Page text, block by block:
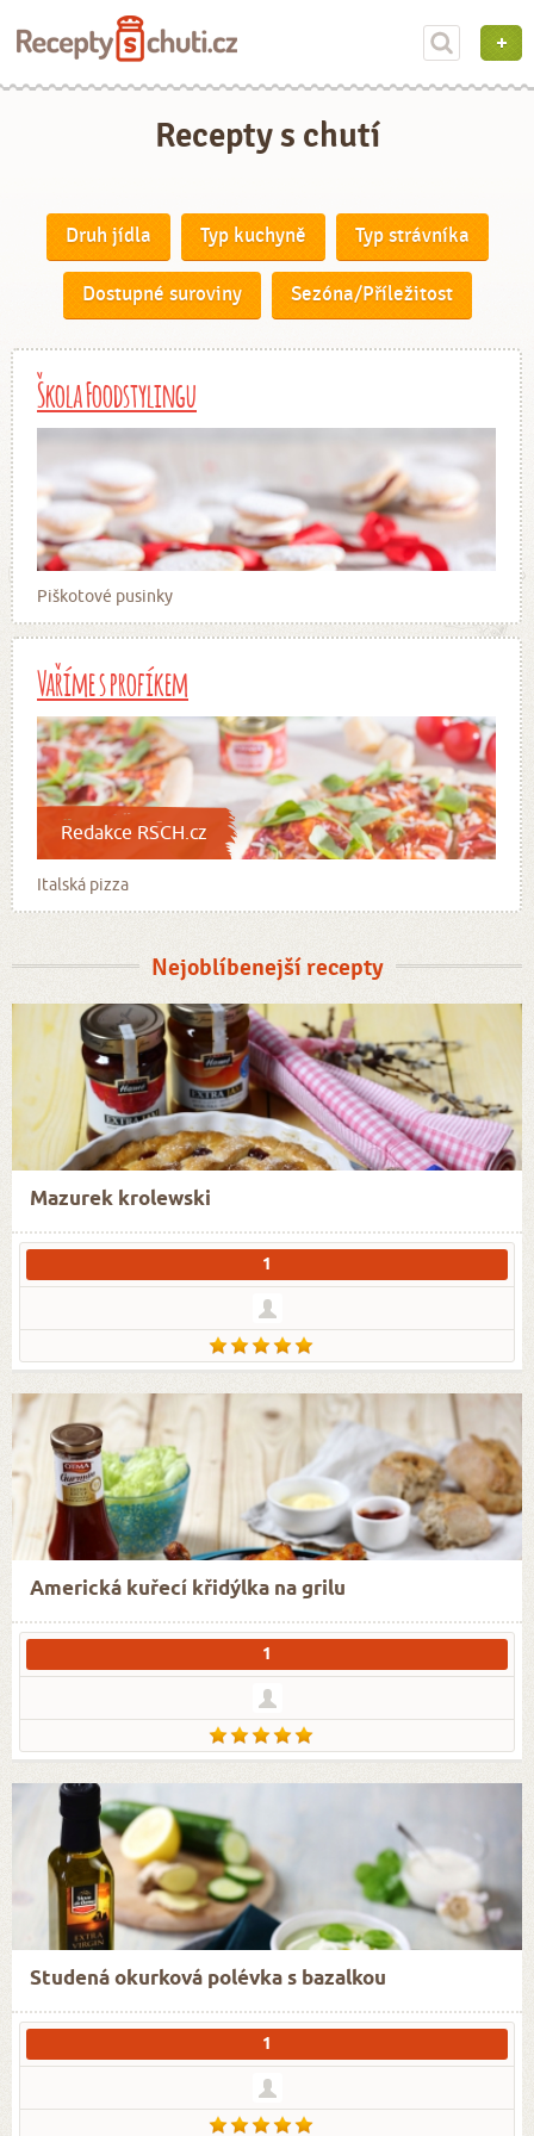
Recepty s chutí
Druh jídla Typ kuchyně Typ strávníka
Dostupné suroviny Sezóna/Příležitost
Škola Foodstylingu
Piškotové pusinky
Vaříme s profíkem
Redakce RSCH.cz
Italská pizza
Nejoblíbenejší recepty
Mazurek krolewski
1
Americká kuřecí křidýlka na grilu
1
Studená okurková polévka s bazalkou
1